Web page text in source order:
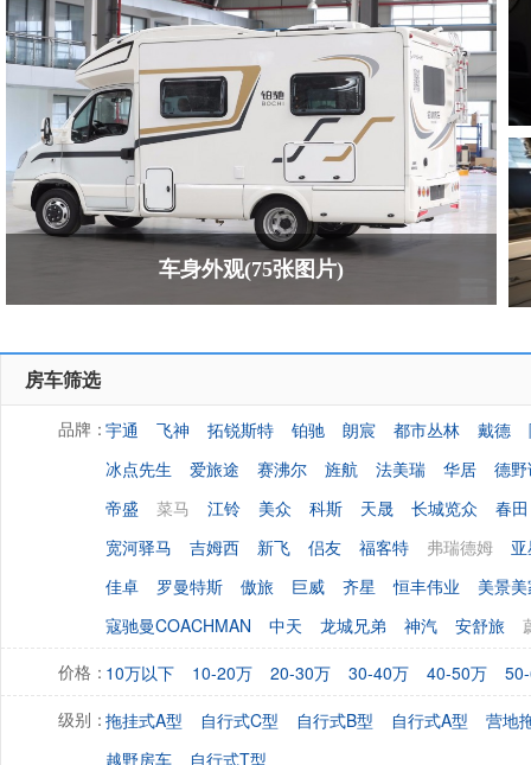
车身外观(75张图片)
房车筛选
品牌：宇通 飞神 拓锐斯特 铂驰 朗宸 都市丛林 戴德
冰点先生
爱旅途 赛沸尔 旌航 法美瑞 华居
德
帝盛
菜马 江铃 美众 科斯 天晟 长城览众
春田
宽河驿马
吉姆西 新飞 侣友 福客特 弗瑞德姆
佳卓
罗曼特斯 傲旅 巨威 齐星 恒丰伟业
美景
寇驰曼COACHMAN
中天 龙城兄弟 神汽 安舒旅
价格：10万以下 10-20万 20-30万 30-40万 40-50万
级别：拖挂式A型 自行式C型 自行式B型 自行式A型
营地
越野房车
自行式T型